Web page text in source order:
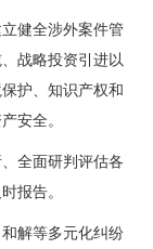
健全涉外案件管
战略投资引进以
护、知识产权和
安全。
全面研判评估各
报告。
解等多元化纠纷